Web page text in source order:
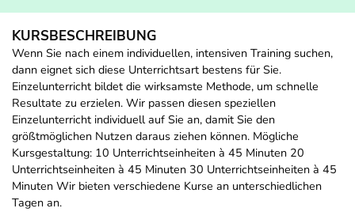
KURSBESCHREIBUNG
Wenn Sie nach einem individuellen, intensiven Training suchen,
dann eignet sich diese Unterrichtsart bestens für Sie.
Einzelunterricht bildet die wirksamste Methode, um schnelle
Resultate zu erzielen. Wir passen diesen speziellen
Einzelunterricht individuell auf Sie an, damit Sie den
größtmöglichen Nutzen daraus ziehen können. Mögliche
Kursgestaltung: 10 Unterrichtseinheiten à 45 Minuten 20
Unterrichtseinheiten à 45 Minuten 30 Unterrichtseinheiten à 45
Minuten Wir bieten verschiedene Kurse an unterschiedlichen
Tagen an.